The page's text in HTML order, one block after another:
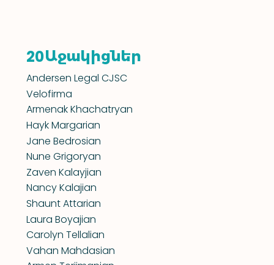
Andersen Legal CJSC
Velofirma
Armenak Khachatryan
Hayk Margarian
Jane Bedrosian
Nune Grigoryan
Zaven Kalayjian
Nancy Kalajian
Shaunt Attarian
Laura Boyajian
Carolyn Tellalian
Vahan Mahdasian
Աջակիցներ
20